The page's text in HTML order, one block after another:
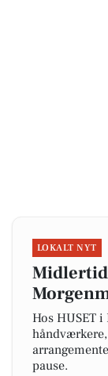
LOKALT NYT
Hos HUSET
pause.